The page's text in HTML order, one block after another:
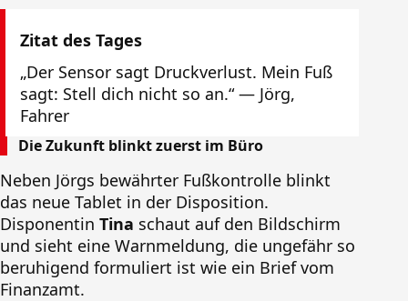
Zitat des Tages
„Der Sensor sagt Druckverlust. Mein Fuß
sagt: Stell dich nicht so an.“ — Jörg,
Fahrer
Die Zukunft blinkt zuerst im Büro
Neben Jörgs bewährter Fußkontrolle blinkt
das neue Tablet in der Disposition.
Disponentin Tina schaut auf den Bildschirm
und sieht eine Warnmeldung, die ungefähr so
beruhigend formuliert ist wie ein Brief vom
Finanzamt.